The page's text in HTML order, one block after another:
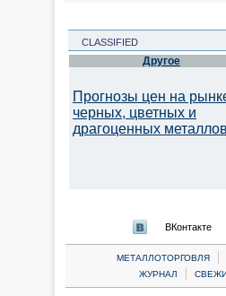
CLASSIFIED
Другое
Прогнозы цен на
черных, цветных и
драгоценных
ВКонтакте
МЕТАЛЛОТОРГОВЛЯ |
ЖУРНАЛ
|